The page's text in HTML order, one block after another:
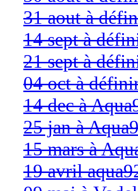
31 aout à
14 sept à
21 sept à
04 oct à
14 dec à
25 jan à
15 mars à
19 avril